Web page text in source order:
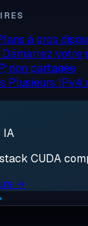
à gros
Démarrez votre
non partagée
Plusieurs IPv4
IA
CUDA
→